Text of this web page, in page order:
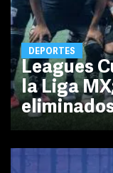
DEPORTES
Leagues
la Liga